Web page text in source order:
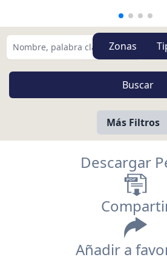
Zonas
Más Filtros
Descargar
Añadir a